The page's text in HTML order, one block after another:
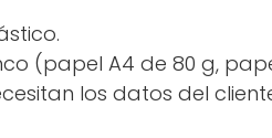
(papel A4 de 80 g,
los datos del